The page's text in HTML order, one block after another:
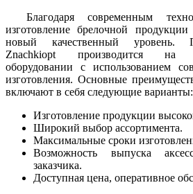
Благодаря современным
изготовление брелочной
новый качественный уровень.
Znachkiopt производится на
оборудовании с использованием
изготовления. Основные
включают в себя следующие варианты:
Изготовление продукции
Широкий выбор ассортимента.
Максимальные сроки
Возможность выпуска
заказчика.
Доступная цена, оперативное